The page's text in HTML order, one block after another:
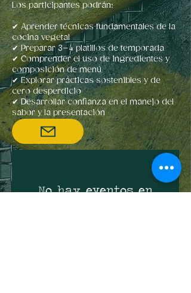
Los participantes podrán:
✔ Aprender técnicas fundamentales de la
cocina vegetal
✔ Preparar 3–4 platillos de temporada
✔ Comprender el uso de ingredientes y
composición de menú
✔ Explorar prácticas sostenibles y de
cero desperdicio
✔ Desarrollar confianza en el manejo del
sabor y la presentación
No hay eventos en